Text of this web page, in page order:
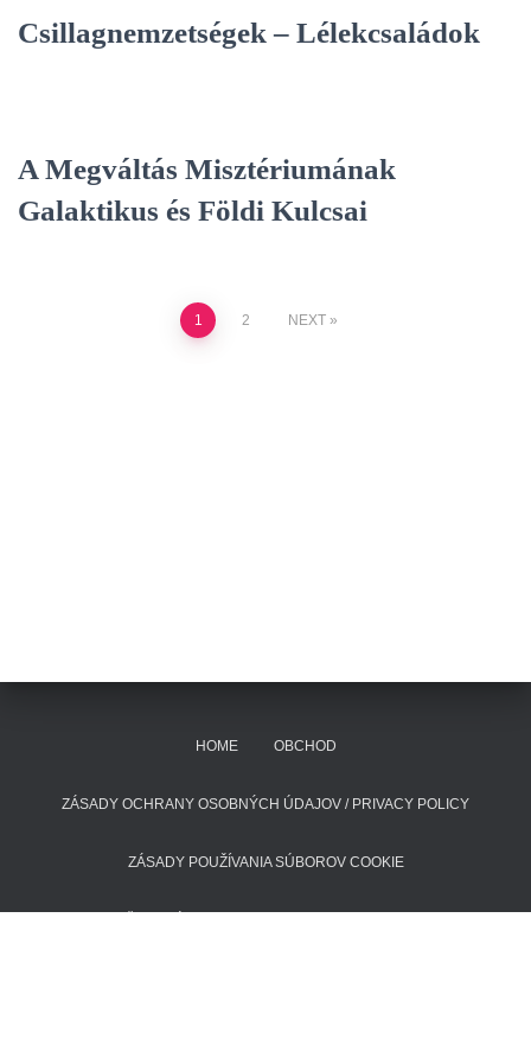
Csillagnemzetségek – Lélekcsaládok
A Megváltás Misztériumának
Galaktikus és Földi Kulcsai
1 2 NEXT
HOME OBCHOD
ZÁSADY OCHRANY OSOBNÝCH ÚDAJOV / PRIVACY POLICY
ZÁSADY POUŽÍVANIA SÚBOROV COOKIE